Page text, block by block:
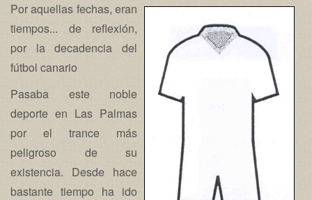
Por aquellas fechas, eran
tiempos... de reflexión,
por la decadencia del
fútbol canario
Pasaba este noble
deporte en Las Palmas
por el trance más
peligroso de su
existencia. Desde hace
bastante tiempo ha ido